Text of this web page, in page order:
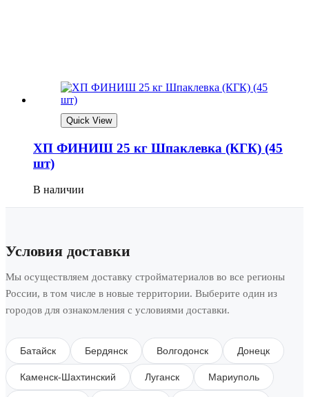
Quick View
ХП ФИНИШ 25 кг Шпаклевка (КГК) (45
шт)
В наличии
Условия доставки
Мы осуществляем доставку стройматериалов во все регионы
России, в том числе в новые территории. Выберите один из
городов для ознакомления с условиями доставки.
Батайск Бердянск Волгодонск Донецк
Каменск-Шахтинский Луганск Мариуполь